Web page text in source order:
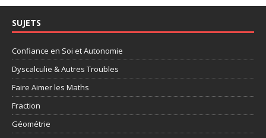
SUJETS
Confiance en Soi et Autonomie
Dyscalculie & Autres Troubles
Faire Aimer les Maths
Fraction
Géométrie